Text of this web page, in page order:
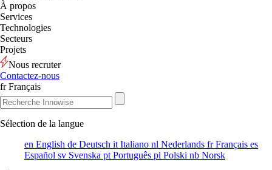
À propos
Services
Technologies
Secteurs
Projets
Nous recruter
Contactez-nous
fr Français
Sélection de la langue
en English de Deutsch it Italiano nl Nederlands frFrançais es
Español sv Svenska pt Português pl Polski nb Norsk